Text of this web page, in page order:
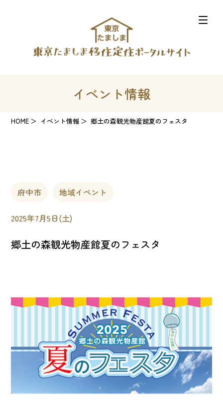
イベント情報
HOME イベント情報 郷土の森観光物産館夏のフェスタ
府中市 地域イベント
2025年7月5日(土)
郷土の森観光物産館夏のフェスタ